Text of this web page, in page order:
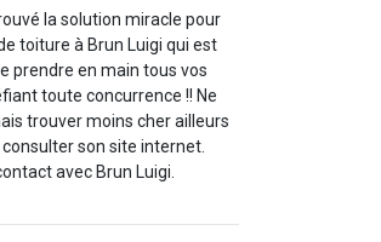
la solution miracle pour
toiture à Brun Luigi qui est
prendre en main tous vos
toute concurrence !! Ne
trouver moins cher ailleurs
son site internet.
avec Brun Luigi.